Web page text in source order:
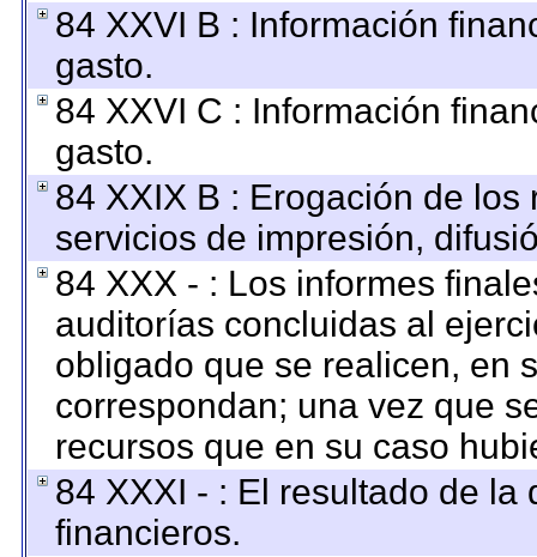
84 XXVI B : Información
gasto.
84 XXVI C : Información
gasto.
84 XXIX B : Erogación de
servicios de impresión,
84 XXX - : Los informes
auditorías concluidas al
obligado que se realicen, en
correspondan; una vez que
recursos que en su caso
84 XXXI - : El resultado de
financieros.